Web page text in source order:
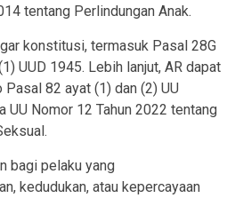
tentang Perlindungan Anak.
konstitusi, termasuk Pasal 28G
UUD 1945. Lebih lanjut, AR dapat
82 ayat (1) dan (2) UU
UU Nomor 12 Tahun 2022 tentang
bagi pelaku yang
kedudukan, atau kepercayaan